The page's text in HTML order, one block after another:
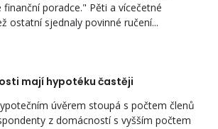
poradce." Pěti a vícečetné
ostatní sjednaly povinné ručení...
mají hypotéku častěji
úvěrem stoupá s počtem členů
z domácností s vyšším počtem